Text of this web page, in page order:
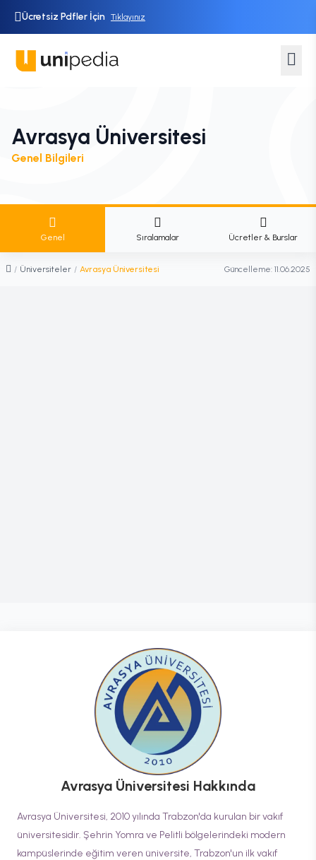
Ücretsiz Pdfler İçin Tıklayınız
Avrasya Üniversitesi
Genel Bilgileri
Genel Sıralamalar Ücretler & Burslar
/ Üniversiteler / Avrasya Üniversitesi Güncelleme: 11.06.2025
Avrasya Üniversitesi Hakkında
Avrasya Üniversitesi, 2010 yılında Trabzon'da kurulan bir vakıf
üniversitesidir. Şehrin Yomra ve Pelitli bölgelerindeki modern
kampüslerinde eğitim veren üniversite, Trabzon'un ilk vakıf